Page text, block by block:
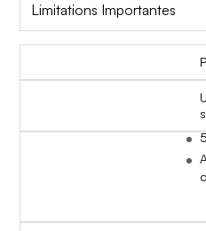
Limitations Importantes